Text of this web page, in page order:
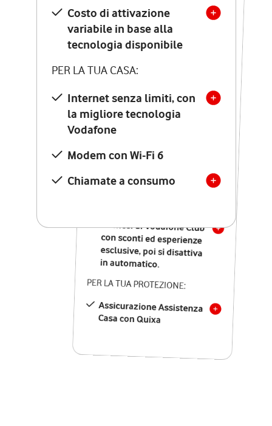
Costo di attivazione
variabile in base alla
tecnologia disponibile
PER LA TUA CASA:
Internet senza limiti, con
la migliore tecnologia
Vodafone
Modem con Wi-Fi 6
Chiamate a consumo
Costo di attivazione
variabile in base alla
tecnologia disponibile
PER LA TUA CASA:
Internet senza limiti, con
la migliore tecnologia
Vodafone
Modem Seven con Wi-Fi 7
Chiamate illimitate verso
numeri fissi e mobili
nazionali
12 mesi di Vodafone Club
con sconti ed esperienze
esclusive, poi si disattiva
in automatico.
PER LA TUA PROTEZIONE:
Assicurazione Assistenza
Casa con Quixa